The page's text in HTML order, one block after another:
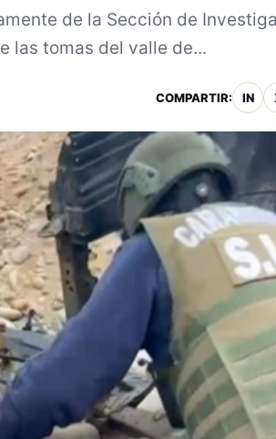
de la Sección de
las tomas del valle de...
COMPARTIR: IN